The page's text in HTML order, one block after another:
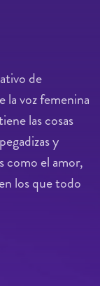
de
voz femenina
las cosas
y
como el amor,
los que todo